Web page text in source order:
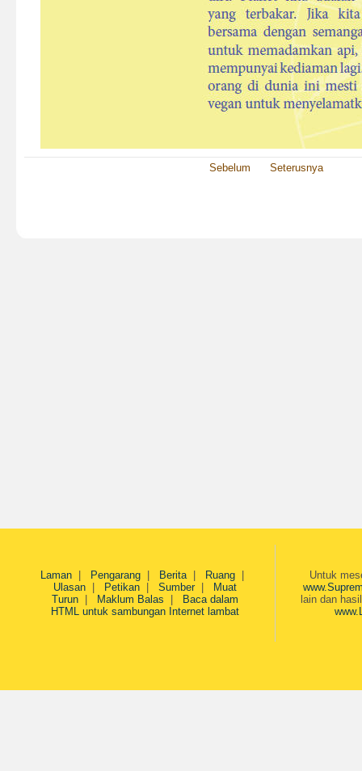
Sebelum Seterusnya
Laman| Pengarang| Berita| Ruang|
Ulasan
Petikan Sumber|
Muat
Turun
Maklum Balas
Baca dalam
HTML untuk sambungan Internet lambat
Untuk
lain dan